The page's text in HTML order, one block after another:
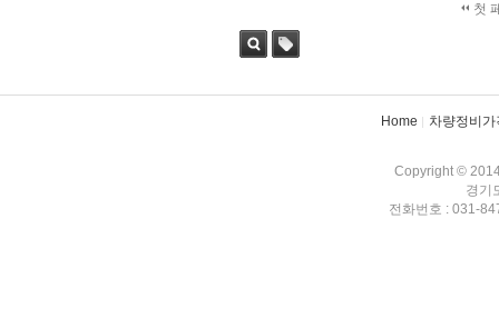
첫
Home 차량정비가
Copyright ©
경기
전화번호 : 031-